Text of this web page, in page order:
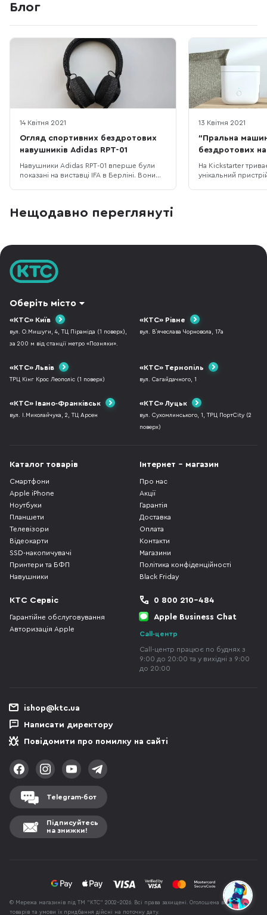
Блог
14 Квітня 2021
Огляд спортивних бездротових
навушників Adidas RPT-01
Навушники Adidas RPT-01 вперше були
показані на виставці IFA в Берліні. Вони
що спортивні бренди, які не
13 Квітня 2021
"Пральна
бездротових
На Kickstarter
унікальний
Нещодавно переглянуті
Оберіть місто
«КТС» Київ
вул. О.Мишуги, 4, ТЦ Піраміда (1 поверх),
за 200 м від станції метро «Позняки».
«КТС» Рівне
вул. В`ячеслава Чорновола, 17а
«КТС» Львів
ТРЦ Кінг Крос Леополіс (1 поверх)
«КТС» Тернопіль
вул. Сагайдачного, 1
«КТС» Івано-Франківськ
вул. І.Миколайчука, 2, ТЦ Арсен
«КТС» Луцьк
вул. Сухомлинського, 1, ТРЦ ПортCity (2
поверх)
Каталог товарів
Смартфони
Apple iPhone
Ноутбуки
Планшети
Телевізори
Відеокарти
SSD-накопичувачі
Принтери та БФП
Навушники
Інтернет - магазин
Про нас
Акції
Гарантія
Доставка
Оплата
Контакти
Магазини
Політика конфіденційності
Black Friday
КТС Сервіс
Гарантійне обслуговування
Авторизація Apple
0 800 210-484
Apple Business Chat
Call-центр
Call-центр працює по буднях з
9:00 до 20:00 та у вихідні з 9:00
до 20:00
ishop@ktc.ua
Написати директору
Повідомити про помилку на сайті
Telegram-бот
Підписуйтесь
на знижки!
© Мережа магазинів під ТМ "КТС" 2002-2026. Всі права захищені. Оголошена вартість
товарів та умови їх придбання дійсні на поточну дату.